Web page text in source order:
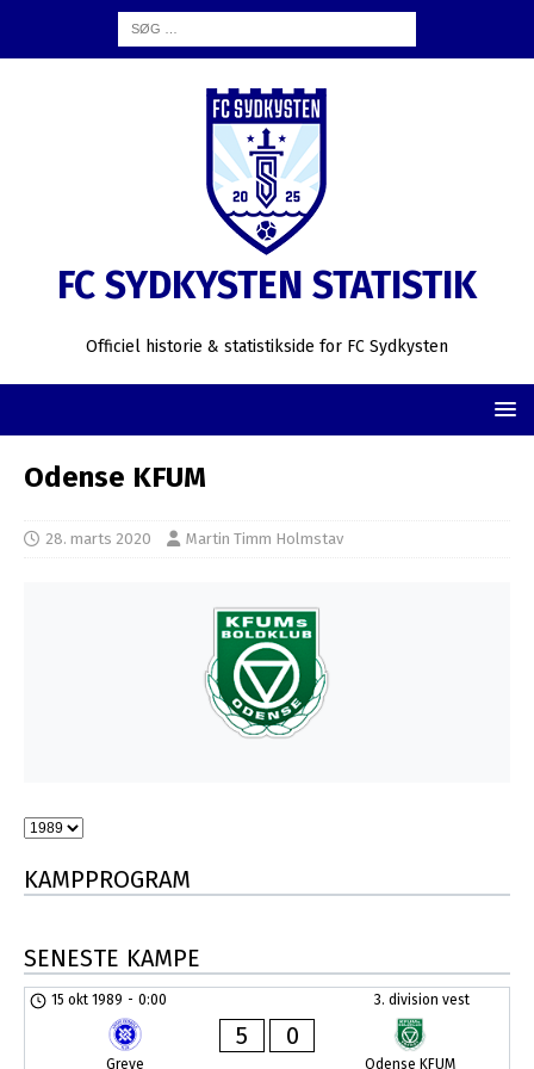
FC SYDKYSTEN STATISTIK
Officiel historie & statistikside for FC Sydkysten
Odense KFUM
28. marts 2020 Martin Timm Holmstav
KAMPPROGRAM
SENESTE KAMPE
3. division vest
15 okt 1989 - 0:00
Greve
5 0
Odense KFUM